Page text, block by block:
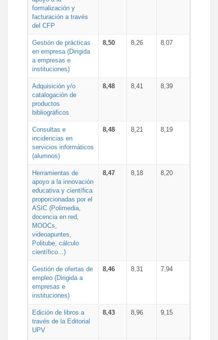
formalización y
facturación a través
del CFP
Gestión de prácticas
en empresa (Dirigida
a empresas e
instituciones)
8,50 8,26 8,07
Adquisición y/o
catalogación de
productos
bibliográficos
8,48 8,41 8,39
Consultas e
incidencias en
servicios informáticos
(alumnos)
8,48 8,21 8,19
Herramientas de
apoyo a la innovación
educativa y científica
proporcionadas por el
ASIC (Polimedia,
docencia en red,
MOOCs,
videoapuntes,
Politube, cálculo
científico...)
8,47 8,18 8,20
Gestión de ofertas de
empleo (Dirigida a
empresas e
instituciones)
8,46 8,31 7,94
Edición de libros a
través de la Editorial
UPV
8,43 8,96 9,15